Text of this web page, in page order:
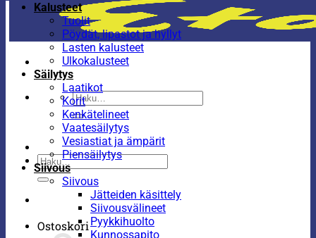
Etsi:
Etsi:
Ostoskori
Kalusteet
Tuolit
Pöydät, lipastot ja hyllyt
Lasten kalusteet
Ulkokalusteet
Säilytys
Laatikot
Korit
Kenkätelineet
Vaatesäilytys
Vesiastiat ja ämpärit
Piensäilytys
Siivous
Siivous
Jätteiden käsittely
Siivousvälineet
Pyykkihuolto
Kunnossapito